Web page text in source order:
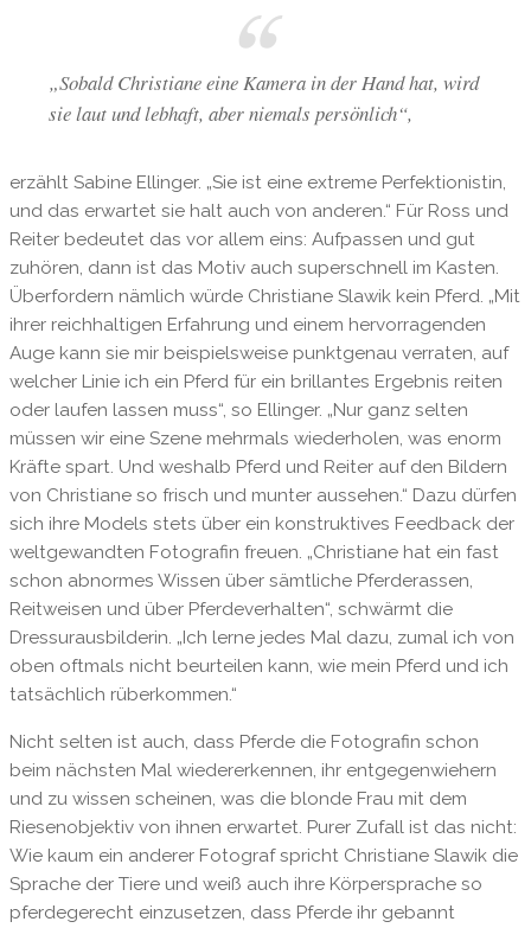
„Sobald Christiane eine Kamera in der Hand hat, wird
sie laut und lebhaft, aber niemals persönlich“,
erzählt Sabine Ellinger. „Sie ist eine extreme Perfektionistin,
und das erwartet sie halt auch von anderen.“ Für Ross und
Reiter bedeutet das vor allem eins: Aufpassen und gut
zuhören, dann ist das Motiv auch superschnell im Kasten.
Überfordern nämlich würde Christiane Slawik kein Pferd. „Mit
ihrer reichhaltigen Erfahrung und einem hervorragenden
Auge kann sie mir beispielsweise punktgenau verraten, auf
welcher Linie ich ein Pferd für ein brillantes Ergebnis reiten
oder laufen lassen muss“, so Ellinger. „Nur ganz selten
müssen wir eine Szene mehrmals wiederholen, was enorm
Kräfte spart. Und weshalb Pferd und Reiter auf den Bildern
von Christiane so frisch und munter aussehen.“ Dazu dürfen
sich ihre Models stets über ein konstruktives Feedback der
weltgewandten Fotografin freuen. „Christiane hat ein fast
schon abnormes Wissen über sämtliche Pferderassen,
Reitweisen und über Pferdeverhalten“, schwärmt die
Dressurausbilderin. „Ich lerne jedes Mal dazu, zumal ich von
oben oftmals nicht beurteilen kann, wie mein Pferd und ich
tatsächlich rüberkommen.“
Nicht selten ist auch, dass Pferde die Fotografin schon
beim nächsten Mal wiedererkennen, ihr entgegenwiehern
und zu wissen scheinen, was die blonde Frau mit dem
Riesenobjektiv von ihnen erwartet. Purer Zufall ist das nicht:
Wie kaum ein anderer Fotograf spricht Christiane Slawik die
Sprache der Tiere und weiß auch ihre Körpersprache so
pferdegerecht einzusetzen, dass Pferde ihr gebannt